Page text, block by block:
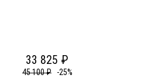
33 825 ₽
45 100 ₽ -25%